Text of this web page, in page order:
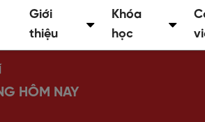
Giới
thiệu
Khóa
học
HÔM NAY